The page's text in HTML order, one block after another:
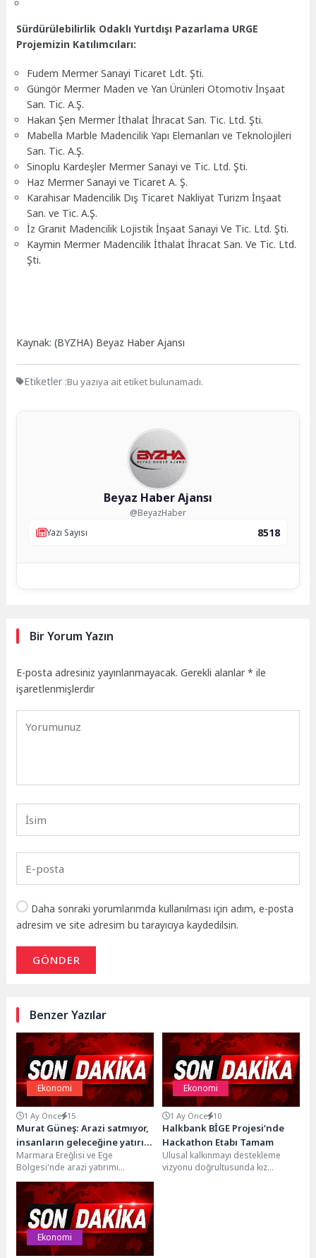
Sürdürülebilirlik Odaklı Yurtdışı Pazarlama URGE
Projemizin Katılımcıları:
Fudem Mermer Sanayi Ticaret Ldt. Şti.
Güngör Mermer Maden ve Yan Ürünleri Otomotiv İnşaat
San. Tic. A.Ş.
Hakan Şen Mermer İthalat İhracat San. Tic. Ltd. Şti.
Mabella Marble Madencilik Yapı Elemanları ve Teknolojileri
San. Tic. A.Ş.
Sinoplu Kardeşler Mermer Sanayi ve Tic. Ltd. Şti.
Haz Mermer Sanayi ve Ticaret A. Ş.
Karahisar Madencilik Dış Ticaret Nakliyat Turizm İnşaat
San. ve Tic. A.Ş.
İz Granit Madencilik Lojistik İnşaat Sanayi Ve Tic. Ltd. Şti.
Kaymin Mermer Madencilik İthalat İhracat San. Ve Tic. Ltd.
Şti.
Kaynak: (BYZHA) Beyaz Haber Ajansı
Etiketler :Bu yazıya ait etiket bulunamadı.
Beyaz Haber Ajansı
@BeyazHaber
Yazı Sayısı
8518
Bir Yorum Yazın
E-posta adresiniz yayınlanmayacak. Gerekli alanlar* ile
işaretlenmişlerdir
Daha sonraki yorumlarımda kullanılması için adım, e-posta
adresim ve site adresim bu tarayıcıya kaydedilsin.
GÖNDER
Benzer Yazılar
Ekonomi
1 Ay Önce 15
Murat Güneş: Arazi satmıyor,
insanların geleceğine yatırım
yapıyoruz
Marmara Ereğlisi ve Ege
Bölgesi'nde arazi yatırımı
denildiğinde akla gelen
isimlerden biri haline gelen
Murat...
Ekonomi
1 Ay Önce 10
Halkbank BİGE Projesi’nde
Hackathon Etabı Tamam
Ulusal kalkınmayı destekleme
vizyonu doğrultusunda kız
Ekonomi